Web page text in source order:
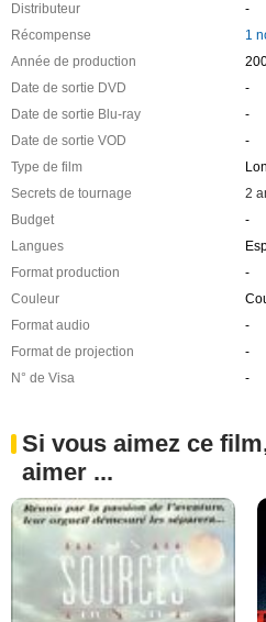
Distributeur
-
Récompense
1
Année de production
Date de sortie DVD
-
Date de sortie Blu-ray
-
Date de sortie VOD
-
Type de film
Secrets de tournage
2
Budget
-
Langues
Format production
-
Couleur
Format audio
-
Format de projection
-
N° de Visa
-
Si vous aimez ce
aimer ...